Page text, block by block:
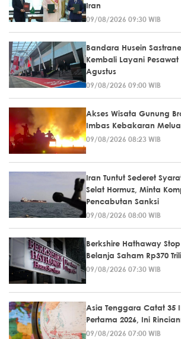
Iran
09/08/2026 09:30 WIB
Bandara Husein
Kembali Layani Pesawat
Agustus
09/08/2026 09:00 WIB
Akses Wisata Gunung
Imbas Kebakaran
09/08/2026 08:23 WIB
Iran Tuntut Sederet
Selat Hormuz, Minta
Pencabutan Sanksi
09/08/2026 08:00 WIB
Berkshire Hathaway
Belanja Saham Rp370
09/08/2026 07:30 WIB
Asia Tenggara Catat 35
Pertama 2026, Ini
09/08/2026 07:00 WIB